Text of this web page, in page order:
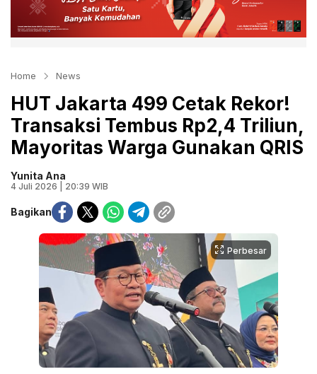
Home News
HUT Jakarta 499 Cetak Rekor!
Transaksi Tembus Rp2,4 Triliun,
Mayoritas Warga Gunakan QRIS
Yunita Ana
4 Juli 2026 | 20:39 WIB
Bagikan
Perbesar